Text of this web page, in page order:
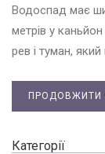
Водоспад має
метрів у
рев і туман,
ПРОДОВЖИТИ
Категорії